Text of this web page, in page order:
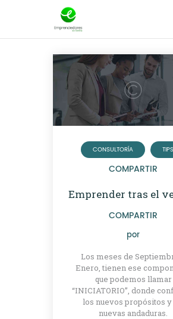
EMPRENDEDORES
PRESENTA TU
PROYECTO
SERVICIOS
CLUB
EMPRENDEDORES
CONSULTORÍA TIPS
COMPARTIR
Emprender tras el
COMPARTIR
por
Los meses de
Enero, tienen ese
que podemos llamar
“INICIATORIO”, donde
los nuevos propósitos y
nuevas andaduras.